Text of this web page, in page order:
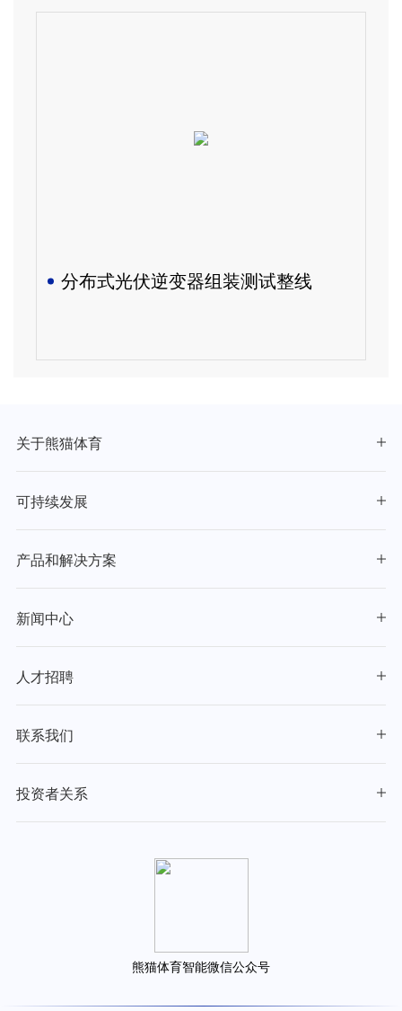
分布式光伏逆变器组装测试整线
关于熊猫体育
可持续发展
产品和解决方案
新闻中心
人才招聘
联系我们
投资者关系
熊猫体育智能微信公众号